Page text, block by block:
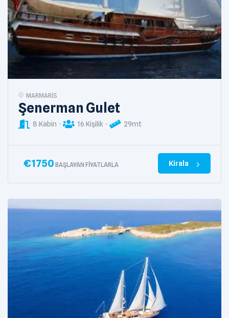
MARMARIS
Şenerman Gulet
8 Kabin 16 Kişilik 29mt
€1750 BAŞLAYAN FIYATLARLA Kirala